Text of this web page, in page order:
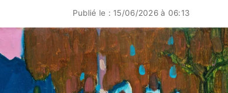
Publié le : 15/06/2026 à 06:13